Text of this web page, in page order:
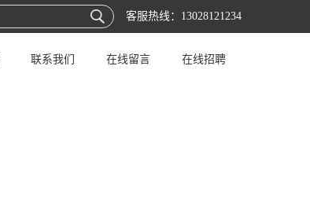
客服热线： 13028121234
联系我们 在线留言 在线招聘